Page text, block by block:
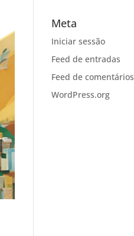
Meta
Iniciar sessão
Feed de entradas
Feed de comentários
WordPress.org